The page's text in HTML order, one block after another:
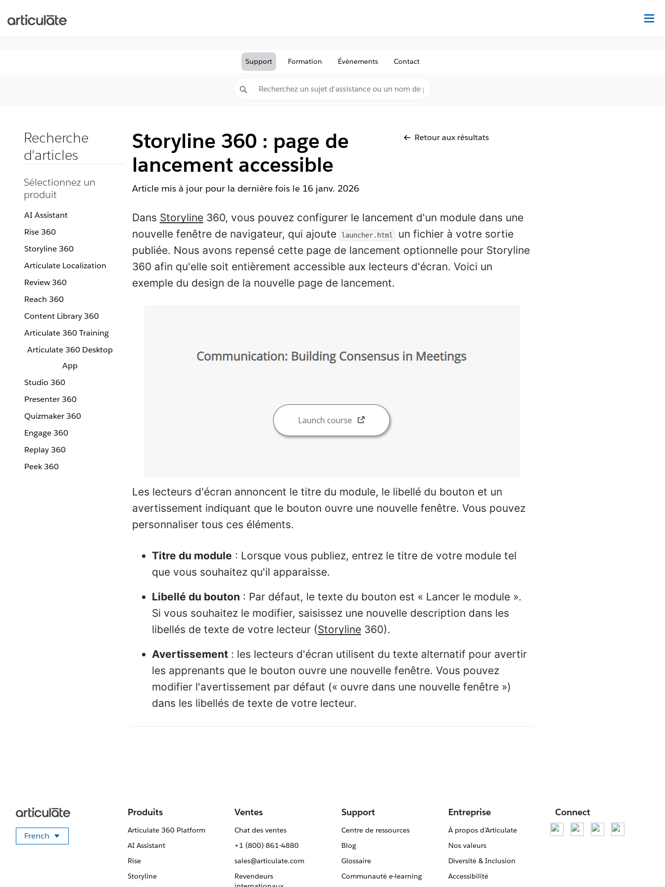
Support Formation Événements Contact
Recherche
d'articles
Sélectionnez un
produit
AI Assistant
Rise 360
Storyline 360
Articulate Localization
Review 360
Reach 360
Content Library 360
Articulate 360 Training
Articulate 360 Desktop
App
Studio 360
Presenter 360
Quizmaker 360
Engage 360
Replay 360
Peek 360
Storyline 360 : page de
lancement accessible
Retour aux résultats
Article mis à jour pour la dernière fois le 16 janv. 2026
Dans Storyline360, vous pouvez configurer le lancement d'un module dans une
nouvelle fenêtre de navigateur, qui ajoute
launcher.html un fichier à votre sortie
publiée. Nous avons repensé cette page de lancement optionnelle pour Storyline
360 afin qu'elle soit entièrement accessible aux lecteurs d'écran. Voici un
exemple du design de la nouvelle page de lancement.
Les lecteurs d'écran annoncent le titre du module, le libellé du bouton et un
avertissement indiquant que le bouton ouvre une nouvelle fenêtre. Vous pouvez
personnaliser tous ces éléments.
Titre du module : Lorsque vous publiez, entrez le titre de votre module tel
que vous souhaitez qu'il apparaisse.
Libellé du bouton : Par défaut, le texte du bouton est « Lancer le module ».
Si vous souhaitez le modifier, saisissez une nouvelle description dans les
libellés de texte de votre lecteur (Storyline360).
Avertissement: les lecteurs d'écran utilisent du texte alternatif pour avertir
les apprenants que le bouton ouvre une nouvelle fenêtre. Vous pouvez
modifier l'avertissement par défaut (« ouvre dans une nouvelle fenêtre »)
dans les libellés de texte de votre lecteur.
French
Sélectionner votre langue
Produits
Articulate 360 Platform
AI Assistant
Rise
Storyline
Ventes
Chat des ventes
+1 (800) 861-4880
sales@articulate.com
Revendeurs
Support
Centre de ressources
Blog
Glossaire
Communauté e-learning
Entreprise
À propos d'Articulate
Nos valeurs
Diversité & Inclusion
Accessibilité
Connect